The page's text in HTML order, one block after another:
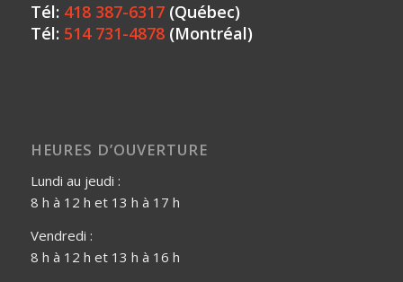
Tél: 418 387-6317(Québec)
Tél: 514 731-4878(Montréal)
HEURES D’OUVERTURE
Lundi au jeudi :
8 h à 12 h et 13 h à 17 h
Vendredi :
8 h à 12 h et 13 h à 16 h